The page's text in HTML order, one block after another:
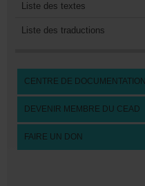
Listedestextes
Listedestraductions
CENTREDEDOCUMENTATION
DEVENIRMEMBREDUCEAD
FAIREUNDON